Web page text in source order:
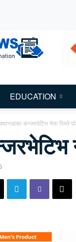
EDUCATION
क्यानडाका कन्जरभेटिभ नेता पियरे